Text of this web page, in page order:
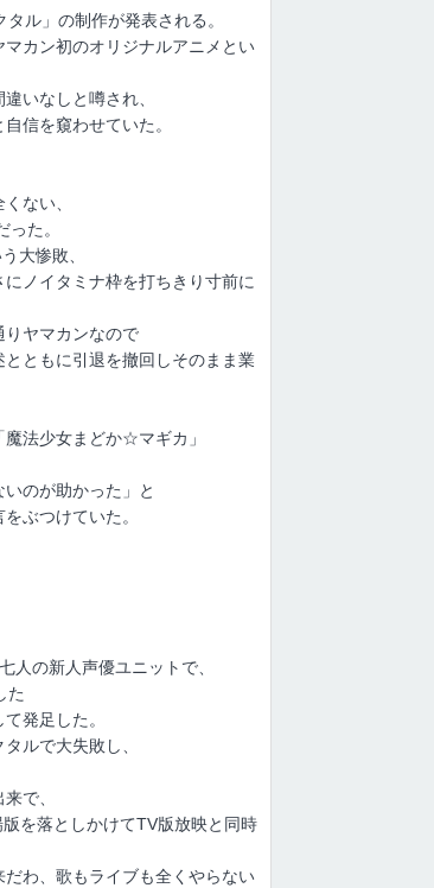
ル」の制作が発表される。
カン初のオリジナルアニメとい
いなしと噂され、
信を窺わせていた。
ない、
た。
大惨敗、
ノイタミナ枠を打ちきり寸前に
りヤマカンなので
とともに引退を撤回しそのまま業
法少女まどか☆マギカ」
のが助かった」と
ぶつけていた。
人の新人声優ユニットで、
た
発足した。
ルで大失敗し、
で、
を落としかけてTV版放映と同時
わ、歌もライブも全くやらない